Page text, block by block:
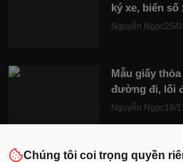
ký xe, biển số
Nguyễn Ngọc25/
Mẫu giấy
đường đi, lối
Nguyễn Ngọc16/
Hợp đồng ủy
Chúng tôi coi trọng quyền